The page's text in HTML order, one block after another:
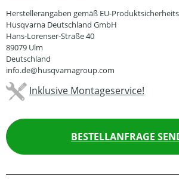
Herstellerangaben gemäß EU-
Husqvarna Deutschland GmbH
Hans-Lorenser-Straße 40
89079 Ulm
Deutschland
info.de@husqvarnagroup.com
Inklusive Montageservice!
BESTELLANFRAGE